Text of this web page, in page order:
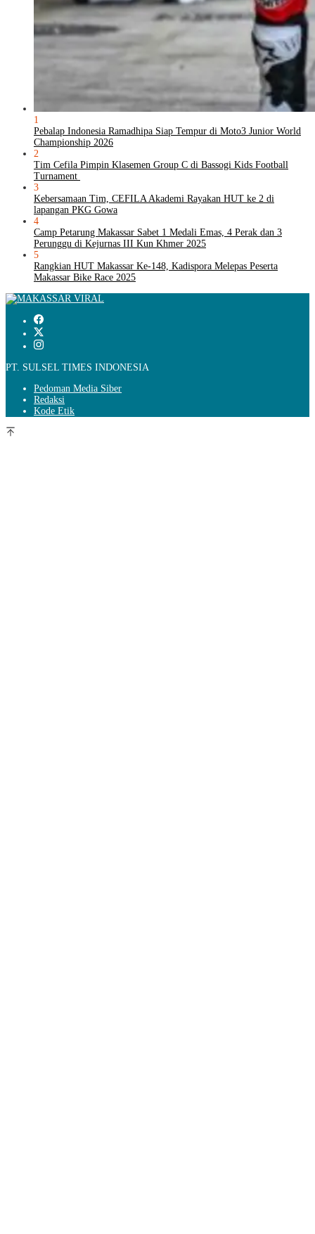
1
Pebalap Indonesia Ramadhipa Siap Tempur di Moto3 Junior World
Championship 2026
2
Tim Cefila Pimpin Klasemen Group C di Bassogi Kids Football
Turnament
3
Kebersamaan Tim, CEFILA Akademi Rayakan HUT ke 2 di
lapangan PKG Gowa
4
Camp Petarung Makassar Sabet 1 Medali Emas, 4 Perak dan 3
Perunggu di Kejurnas III Kun Khmer 2025
5
Rangkian HUT Makassar Ke-148, Kadispora Melepas Peserta
Makassar Bike Race 2025
PT. SULSEL TIMES INDONESIA
Pedoman Media Siber
Redaksi
Kode Etik